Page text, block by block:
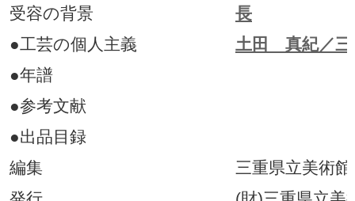
受容の背景
長
●工芸の個人主義
土田 真紀／三
●年譜
●参考文献
●出品目録
編集
三重県立美術館